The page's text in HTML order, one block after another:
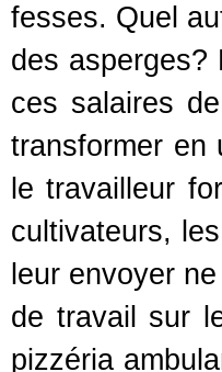
fesses. Quel
des asperges?
ces salaires
transformer en
le travailleur
cultivateurs,
leur envoyer
de travail sur
pizzéria